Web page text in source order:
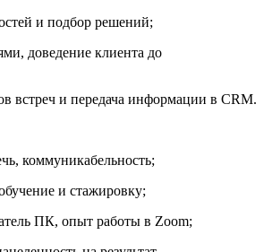
и подбор решений;
доведение клиента до
встреч и передача информации в CRM.
коммуникабельность;
и стажировку;
ПК, опыт работы в Zoom;